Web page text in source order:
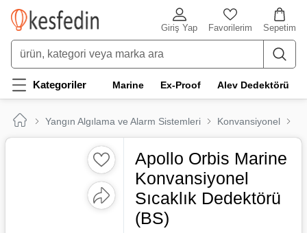
Sepetim
Favorilerim
Giriş Yap
Kategoriler Marine Ex-Proof Alev Dedektörü
Yangın Algılama ve Alarm Sistemleri Konvansiyonel
Apollo Orbis Marine
Konvansiyonel
Sıcaklık Dedektörü
(BS)